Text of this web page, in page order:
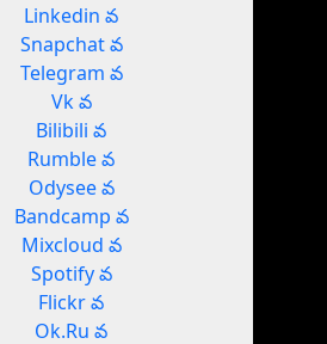
Linkedin వ
Snapchat వ
Telegram వ
Vk వ
Bilibili వ
Rumble వ
Odysee వ
Bandcamp వ
Mixcloud వ
Spotify వ
Flickr వ
Ok.Ru వ